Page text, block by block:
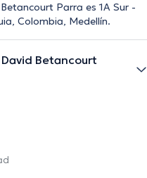
Parra es 1A Sur -
Colombia, Medellín.
David Betancourt